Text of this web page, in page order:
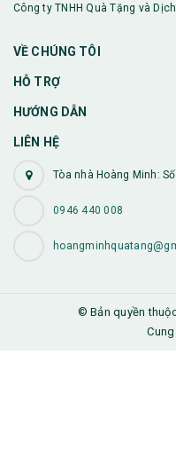
Công ty TNHH Quà Tặng và
VỀ CHÚNG TÔI
HỖ TRỢ
HƯỚNG DẪN
LIÊN HỆ
Tòa nhà Hoàng Minh:
0946 440 008
© Bản quyền